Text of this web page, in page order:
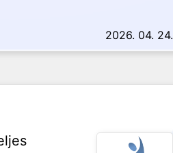
2026. 04. 24.